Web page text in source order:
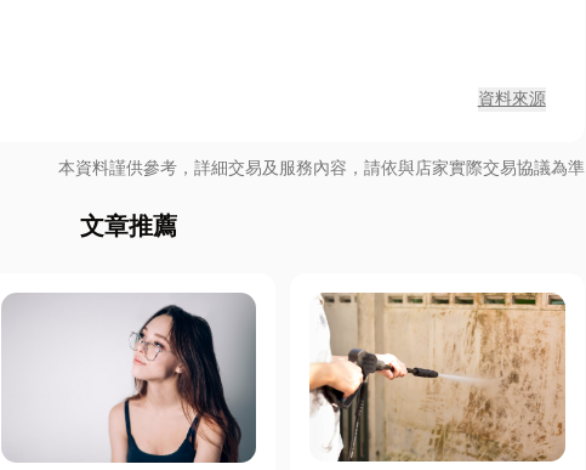
資料來源
本資料謹供參考，詳細交易及服務內容，請依與店家實際交易協議為準
文章推薦